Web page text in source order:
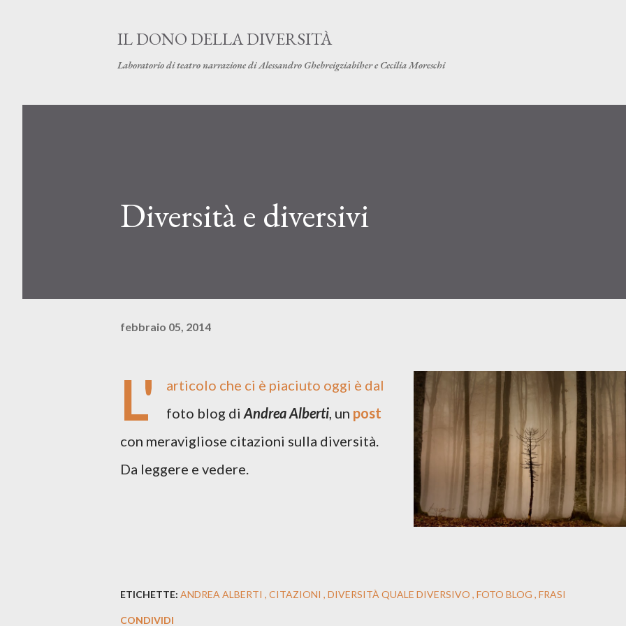
IL DONO DELLA DIVERSITÀ
Laboratorio di teatro narrazione di Alessandro Ghebreigziabiher e Cecilia Moreschi
Diversità e diversivi
febbraio 05, 2014
L'
articolo che ci è piaciuto oggi è dal
foto blog di Andrea Alberti, un post
con meravigliose citazioni sulla diversità.
Da leggere e vedere.
ETICHETTE: ANDREA ALBERTI CITAZIONI DIVERSITÀ QUALE DIVERSIVO FOTO BLOG FRASI
CONDIVIDI